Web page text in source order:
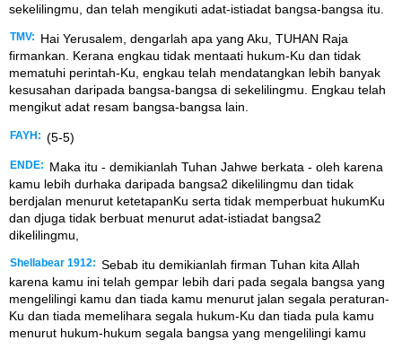
sekelilingmu, dan telah mengikuti adat-istiadat bangsa-bangsa itu.
TMV:
Hai Yerusalem, dengarlah apa yang Aku, TUHAN Raja
firmankan. Kerana engkau tidak mentaati hukum-Ku dan tidak
mematuhi perintah-Ku, engkau telah mendatangkan lebih banyak
kesusahan daripada bangsa-bangsa di sekelilingmu. Engkau telah
mengikut adat resam bangsa-bangsa lain.
FAYH: (5-5)
ENDE:
Maka itu - demikianlah Tuhan Jahwe berkata - oleh karena
kamu lebih durhaka daripada bangsa2 dikelilingmu dan tidak
berdjalan menurut ketetapanKu serta tidak memperbuat hukumKu
dan djuga tidak berbuat menurut adat-istiadat bangsa2
dikelilingmu,
Shellabear 1912: Sebab itu demikianlah firman Tuhan kita Allah
karena kamu ini telah gempar lebih dari pada segala bangsa yang
mengelilingi kamu dan tiada kamu menurut jalan segala peraturan-
Ku dan tiada memelihara segala hukum-Ku dan tiada pula kamu
menurut hukum-hukum segala bangsa yang mengelilingi kamu